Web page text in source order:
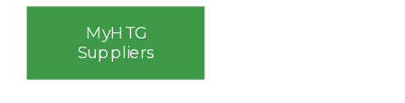
MyHTG
Suppliers